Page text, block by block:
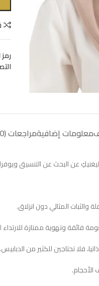
معلومات إضافيةمراجعات (0)
عن البحث عن التنسيق
المثالي دون انزلاق.
فائقة وتهوية ممتازة
فلا تحتاجين للكثير من الدبابيس.